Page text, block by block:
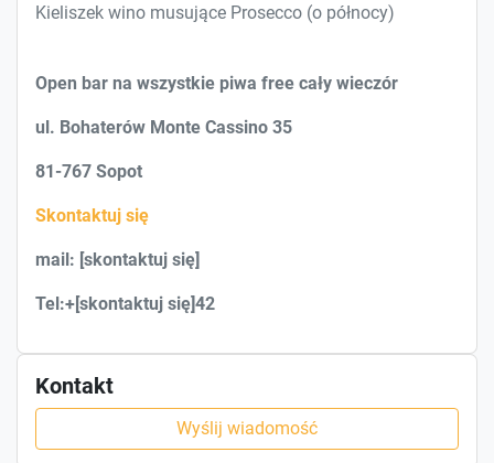
Kieliszek wino musujące Prosecco (o północy)
Open bar na wszystkie piwa free cały wieczór
ul. Bohaterów Monte Cassino 35
81-767 Sopot
Skontaktuj się
mail: [skontaktuj się]
Tel:+[skontaktuj się]42
Kontakt
Wyślij wiadomość